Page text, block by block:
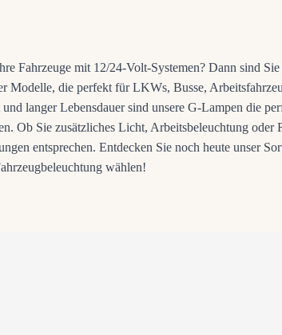
Fahrzeuge mit 12/24-Volt-Systemen? Dann sind
Modelle, die perfekt für LKWs, Busse,
langer Lebensdauer sind unsere G-Lampen die
Ob Sie zusätzliches Licht, Arbeitsbeleuchtung oder
entsprechen. Entdecken Sie noch heute unser
wählen!